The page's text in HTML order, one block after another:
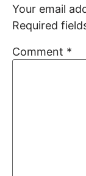
Your email
Required
Comment *